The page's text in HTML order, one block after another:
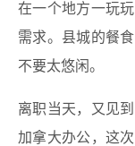
在一个地方一玩
需求。县城的餐
不要太悠闲。
离职当天，又见
加拿大办公，这